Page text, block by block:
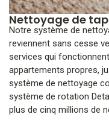
Nettoyage de
Notre système de
reviennent sans cesse
services qui
appartements propres,
système de nettoyage
système de rotation
plus de cinq millions de